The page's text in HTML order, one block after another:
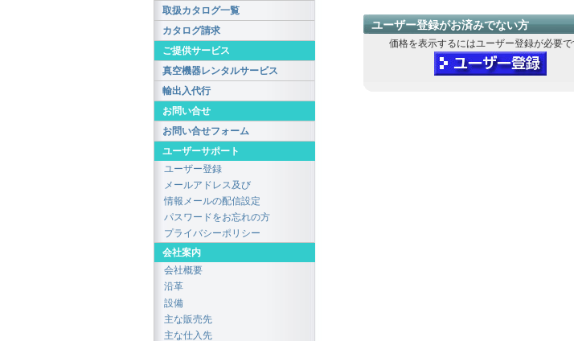
ユーザー登録がお済みでない方
価格を表示するにはユーザー登録が必要で
取扱カタログ一覧
カタログ請求
ご提供サービス
真空機器レンタルサービス
輸出入代行
お問い合せ
お問い合せフォーム
ユーザーサポート
ユーザー登録
メールアドレス及び
情報メールの配信設定
パスワードをお忘れの方
プライバシーポリシー
会社案内
会社概要
沿革
設備
主な販売先
主な仕入先